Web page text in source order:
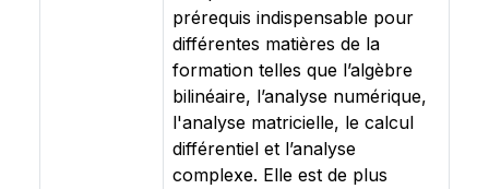
prérequis indispensable pour
différentes matières de la
formation telles que l’algèbre
bilinéaire, l’analyse numérique,
l'analyse matricielle, le calcul
différentiel et l’analyse
complexe. Elle est de plus